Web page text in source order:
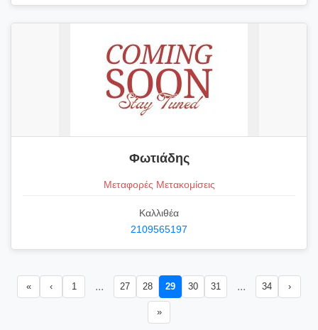
Φωτιάδης
Μεταφορές Μετακομίσεις
Καλλιθέα
2109565197
« ‹ 1 ... 27 28 29 30 31 ... 34 ›
»